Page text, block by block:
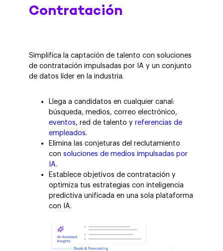
Contratación
Simplifica la captación de talento con soluciones
de contratación impulsadas por IA y un conjunto
de datos líder en la industria.
Llega a candidatos en cualquier canal:
búsqueda, medios, correo electrónico,
eventos, red de talento y referencias de
empleados.
Elimina las conjeturas del reclutamiento
con soluciones de medios impulsadas por
IA.
Establece objetivos de contratación y
optimiza tus estrategias con inteligencia
predictiva unificada en una sola plataforma
con IA.